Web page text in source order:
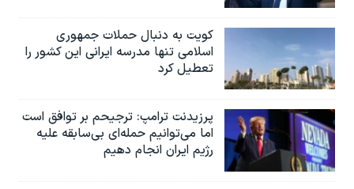
کویت به دنبال حملات جمهوری
اسلامی تنها مدرسه ایرانی این کشور را
تعطیل کرد
پرزیدنت ترامپ: ترجیحم بر توافق است
اما می‌توانیم حمله‌ای بی‌سابقه علیه
رژیم ایران انجام دهیم